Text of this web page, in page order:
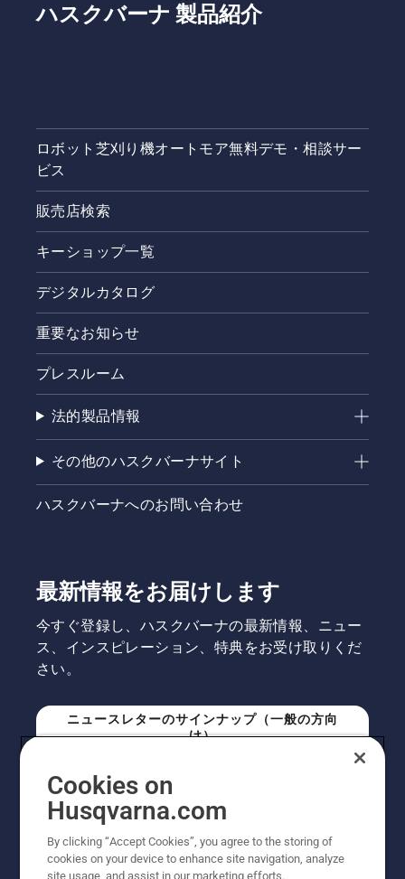
ハスクバーナ 製品紹介
ロボット芝刈り機オートモア無料デモ・相談サー
ビス
販売店検索
キーショップ一覧
デジタルカタログ
重要なお知らせ
プレスルーム
法的製品情報
その他のハスクバーナサイト
ハスクバーナへのお問い合わせ
最新情報をお届けします
今すぐ登録し、ハスクバーナの最新情報、ニュー
ス、インスピレーション、特典をお受け取りくだ
さい。
ニュースレターのサインナップ（一般の方向
け）
ニュースレターのサインアップ（プロの方向
け）
Cookies on
Husqvarna.com
By clicking “Accept Cookies”, you agree to the storing of
cookies on your device to enhance site navigation, analyze
site usage, and assist in our marketing efforts.